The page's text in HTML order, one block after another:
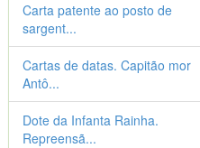
Carta patente ao posto de
sargent...
Cartas de datas. Capitão mor
Antô...
Dote da Infanta Rainha.
Repreensã...